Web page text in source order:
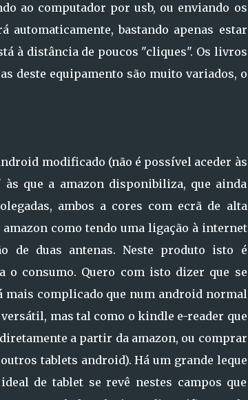
ao computador por usb, ou enviando os
bastando apenas estar
à distância de poucos "cliques". Os livros
deste equipamento são muito variados, o
modificado (não é possível aceder às
que a amazon disponibiliza, que ainda
ambos a cores com ecrã de alta
como tendo uma ligação à internet
de duas antenas. Neste produto isto é
o consumo. Quero com isto dizer que se
mais complicado que num android normal
mas tal como o kindle e-reader que
a partir da amazon, ou comprar
tablets android). Há um grande leque
de tablet se revê nestes campos que